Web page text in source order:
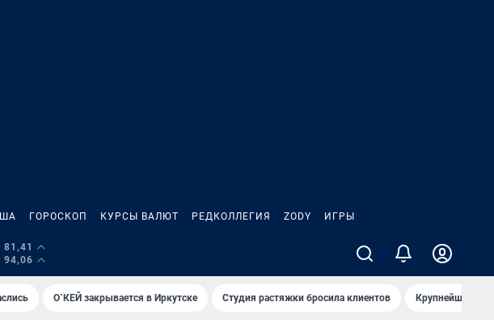
ГОРОСКОП КУРСЫ ВАЛЮТ РЕДКОЛЛЕГИЯ ZODY ИГРЫ
81,41
94,06
О`КЕЙ закрывается в Иркутске Студия растяжки бросила клиентов Крупнейшие